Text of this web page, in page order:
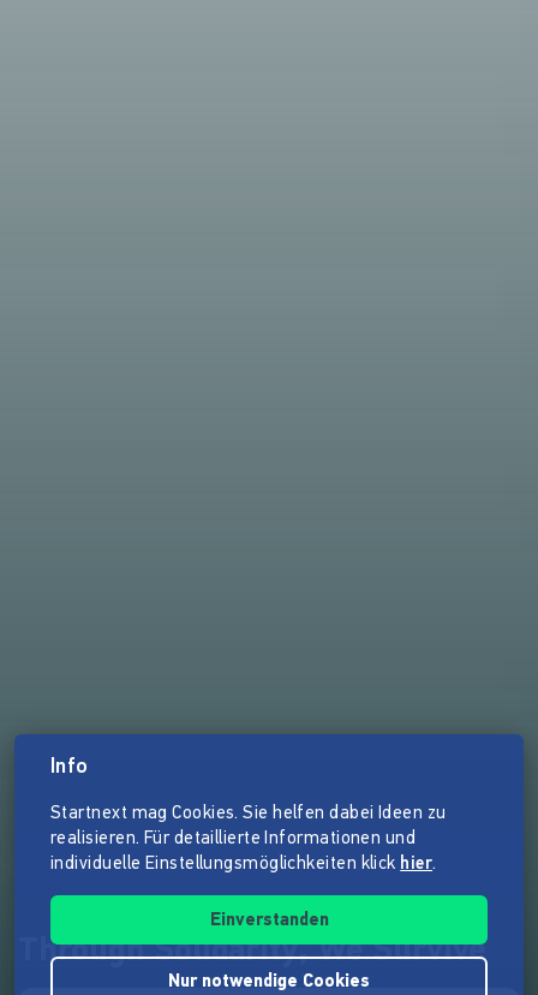
Through Solidarity, We Survive
Info
Startnext mag Cookies. Sie helfen dabei Ideen zu
realisieren. Für detaillierte Informationen und
individuelle Einstellungsmöglichkeiten klick hier.
Einverstanden
Nur notwendige Cookies